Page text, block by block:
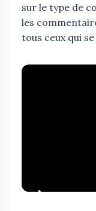
sur le type de
les
tous ceux qui